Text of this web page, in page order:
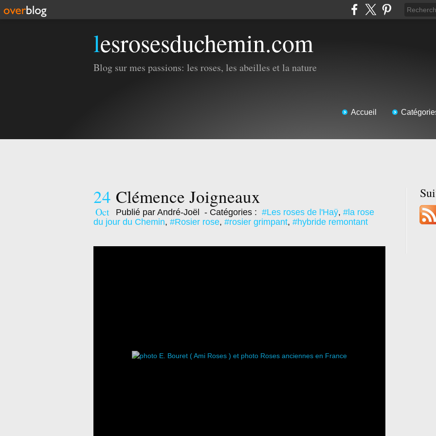
lesrosesduchemin.com
Blog sur mes passions: les roses, les abeilles et la nature
Accueil
24
Oct
Clémence Joigneaux
Publié par André-Joël - Catégories : #Les roses de l'Haÿ, #la rose
du jour du Chemin, #Rosier rose, #rosier grimpant, #hybride remontant